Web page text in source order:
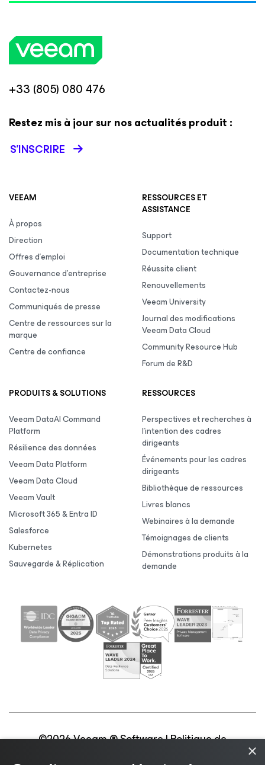
+33 (805) 080 476
Restez mis à jour sur nos actualités produit :
S’INSCRIRE
VEEAM
À propos
Direction
Offres d’emploi
Gouvernance d’entreprise
Contactez-nous
Communiqués de presse
Centre de ressources sur la
marque
Centre de confiance
RESSOURCES ET
ASSISTANCE
Support
Documentation technique
Réussite client
Renouvellements
Veeam University
Journal des modifications
Veeam Data Cloud
Community Resource Hub
Forum de R&D
PRODUITS & SOLUTIONS
Veeam DataAI Command
Platform
Résilience des données
Veeam Data Platform
Veeam Data Cloud
Veeam Vault
Microsoft 365 & Entra ID
Salesforce
Kubernetes
Sauvegarde & Réplication
RESSOURCES
Perspectives et recherches à
l’intention des cadres
dirigeants
Événements pour les cadres
dirigeants
Bibliothèque de ressources
Livres blancs
Webinaires à la demande
Témoignages de clients
Démonstrations produits à la
demande
©2026 Veeam ® Software |Politique de
|
×